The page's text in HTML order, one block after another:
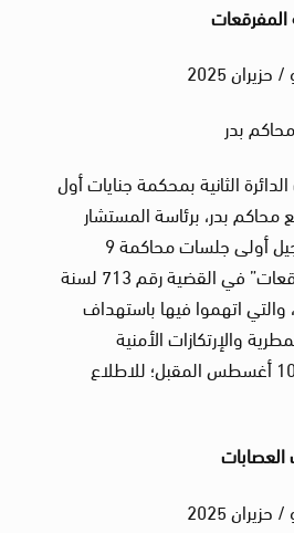
بدر
الثانية بمحكمة جنايات أول
بدر، برئاسة المستشار
وجدي عبد المنعم، تأجيل أولى جلسات محاكمة 9
متهمين بـ “خلية المفرقعات” في القضية رقم 713 لسنة
والتي اتهموا فيها باستهداف
والإرتكازات الأمنية
بالمنطقة، إلى جلسة 10 أغسطس المقبل؛ للاطلاع